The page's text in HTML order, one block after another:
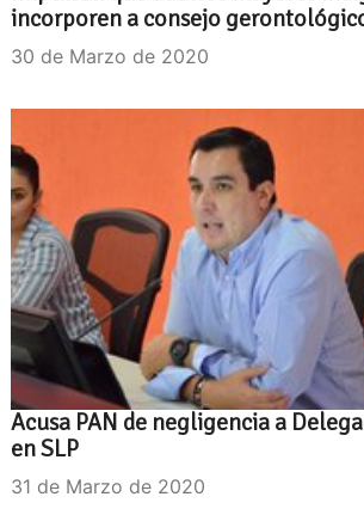
incorporen a consejo
30 de Marzo de 2020
Acusa PAN de negligencia a
en SLP
31 de Marzo de 2020